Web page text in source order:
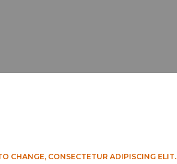
CHANGE, CONSECTETUR ADIPISCING ELIT.